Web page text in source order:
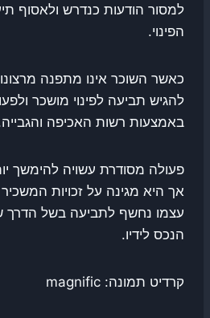
למסור הודעות כנדרש ולאסוף
הפינוי.
כאשר השוכר אינו מתפנה
להגיש תביעה לפינוי מושכר
באמצעות רשות האכיפה
פעולה מסודרת עשויה להימשך
אך היא מגינה על זכויות
עצמו נחשף לתביעה בשל הדרך
הנכס לידיו.
קרדיט תמונה: magnific